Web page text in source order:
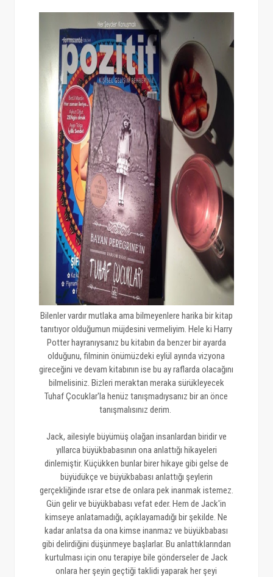
Bilenler vardır mutlaka ama bilmeyenlere harika bir kitap
tanıtıyor olduğumun müjdesini vermeliyim. Hele ki Harry
Potter hayranıysanız bu kitabın da benzer bir ayarda
olduğunu, filminin önümüzdeki eylül ayında vizyona
gireceğini ve devam kitabının ise bu ay raflarda olacağını
bilmelisiniz. Bizleri meraktan meraka sürükleyecek
Tuhaf Çocuklar'la henüz tanışmadıysanız bir an önce
tanışmalısınız derim.
Jack, ailesiyle büyümüş olağan insanlardan biridir ve
yıllarca büyükbabasının ona anlattığı hikayeleri
dinlemiştir. Küçükken bunlar birer hikaye gibi gelse de
büyüdükçe ve büyükbabası anlattığı şeylerin
gerçekliğinde ısrar etse de onlara pek inanmak istemez.
Gün gelir ve büyükbabası vefat eder. Hem de Jack'in
kimseye anlatamadığı, açıklayamadığı bir şekilde. Ne
kadar anlatsa da ona kimse inanmaz ve büyükbabası
gibi delirdiğini düşünmeye başlarlar. Bu anlattıklarından
kurtulması için onu terapiye bile gönderseler de Jack
onlara her şeyin geçtiği taklidi yaparak her şeyi